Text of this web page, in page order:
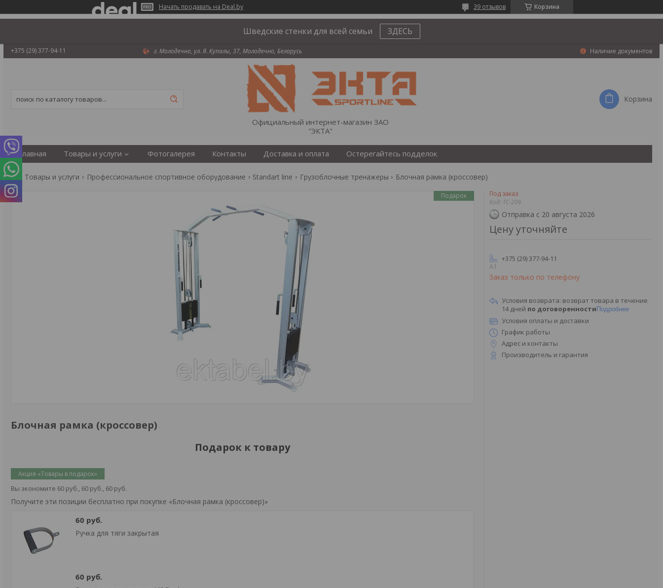
Начать продавать на Deal.by Корзина
39 отзывов
Шведские стенки для всей семьи ЗДЕСЬ
+375 (29) 377-94-11 г. Молодечно, ул. Я. Купалы, 37, Молодечно, Беларусь Наличие документов
Официальный интернет-магазин ЗАО
"ЭКТА"
Корзина
Главная Товары и услуги Фотогалерея Контакты Доставка и оплата Остерегайтесь подделок
Товары и услуги Профессиональное спортивное оборудование Standart line Грузоблочные тренажеры Блочная рамка (кроссовер)
Подарок
Блочная рамка (кроссовер)
Подарок к товару
Акция «Товары в подарок»
Вы экономите 60 руб., 60 руб., 60 руб.
Получите эти позиции бесплатно при покупке «Блочная рамка (кроссовер)»
60 руб.
Ручка для тяги закрытая
60 руб.
Под заказ
Код: ТС-206
Отправка с 20 августа 2026
Цену уточняйте
+375 (29) 377-94-11
A1
Заказ только по телефону
возврат товара в течение
14 дней по договоренности Подробнее
Условия оплаты и доставки
График работы
Адрес и контакты
Производитель и гарантия